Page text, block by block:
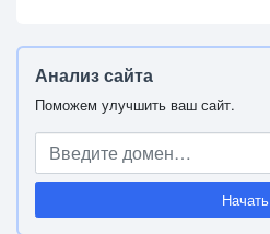
Анализ сайта
Поможем улучшить ваш сайт.
Начать